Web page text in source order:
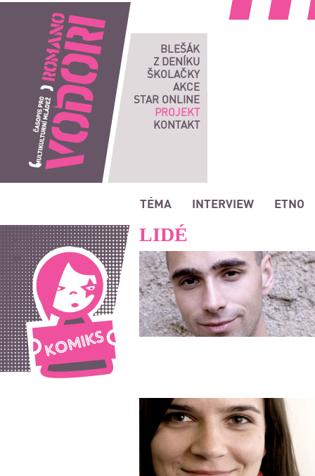
Romano vodori, časopis pro multikulturní mládež
LIDÉ
BLEŠÁK
Z DENÍKU
ŠKOLAČKY
AKCE
STAR ONLINE
PROJEKT
KONTAKT
TÉMA INTERVIEW ETNO